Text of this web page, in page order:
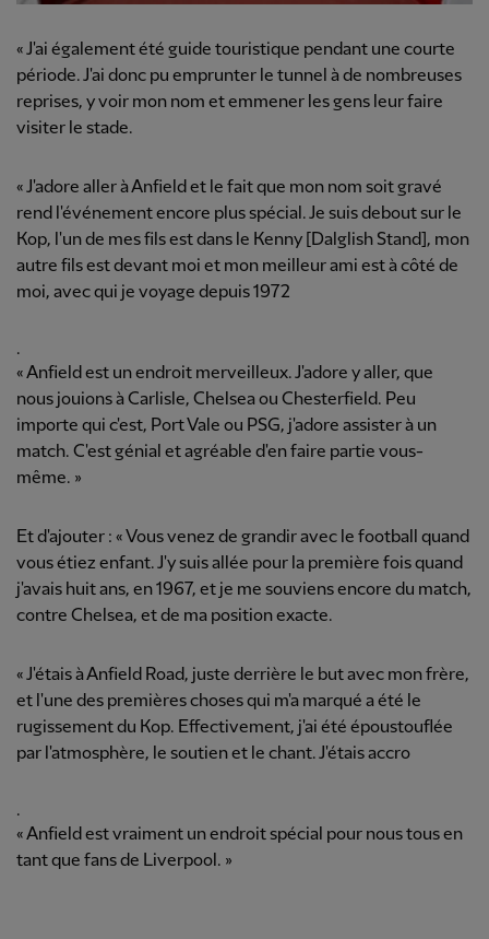
« J'ai également été guide touristique pendant une courte
période. J'ai donc pu emprunter le tunnel à de nombreuses
reprises, y voir mon nom et emmener les gens leur faire
visiter le stade.
« J'adore aller à Anfield et le fait que mon nom soit gravé
rend l'événement encore plus spécial. Je suis debout sur le
Kop, l'un de mes fils est dans le Kenny [Dalglish Stand], mon
autre fils est devant moi et mon meilleur ami est à côté de
moi, avec qui je voyage depuis 1972
.
« Anfield est un endroit merveilleux. J'adore y aller, que
nous jouions à Carlisle, Chelsea ou Chesterfield. Peu
importe qui c'est, Port Vale ou PSG, j'adore assister à un
match. C'est génial et agréable d'en faire partie vous-
même. »
Et d'ajouter : « Vous venez de grandir avec le football quand
vous étiez enfant. J'y suis allée pour la première fois quand
j'avais huit ans, en 1967, et je me souviens encore du match,
contre Chelsea, et de ma position exacte.
« J'étais à Anfield Road, juste derrière le but avec mon frère,
et l'une des premières choses qui m'a marqué a été le
rugissement du Kop. Effectivement, j'ai été époustouflée
par l'atmosphère, le soutien et le chant. J'étais accro
.
« Anfield est vraiment un endroit spécial pour nous tous en
tant que fans de Liverpool. »